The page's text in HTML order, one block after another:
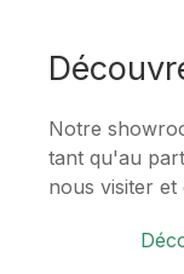
Notre
tant qu'au
nous visiter